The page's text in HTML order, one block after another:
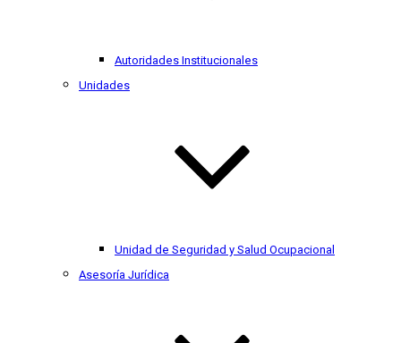
Autoridades Institucionales
Unidades
Unidad de Seguridad y Salud Ocupacional
Asesoría Jurídica